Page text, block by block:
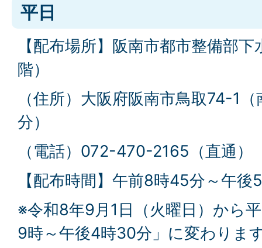
平日
【配布場所】阪南市都市整備部
階）
（住所）大阪府阪南市鳥取74-1
分）
（電話）072-470-2165（直通）
【配布時間】午前8時45分～午後
※令和8年9月1日（火曜日）から
9時～午後4時30分」に変わりま